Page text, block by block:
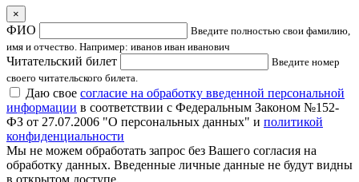
×
ФИО
Введите полностью свои фамилию,
имя и отчество. Например: иванов иван иванович
Читательский билет
Введите номер
своего читательского билета.
Даю свое согласие на обработку введенной персональной
информации в соответствии с Федеральным Законом №152-
ФЗ от 27.07.2006 "О персональных данных" и политикой
конфиденциальности
Мы не можем обработать запрос без Вашего согласия на
обработку данных. Введенные личные данные не будут видны